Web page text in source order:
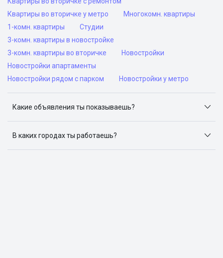
Квартиры во вторичке у метро
Многокомн. квартиры
1-комн. квартиры
Студии
3-комн. квартиры в новостройке
3-комн. квартиры во вторичке
Новостройки
Новостройки апартаменты
Новостройки рядом с парком
Новостройки у метро
Какие объявления ты показываешь?
объявлений: ЦИАН, Домклик, Яндекс.Недвижимость,
Авито, Самолет.Плюс.
В каких городах ты работаешь?